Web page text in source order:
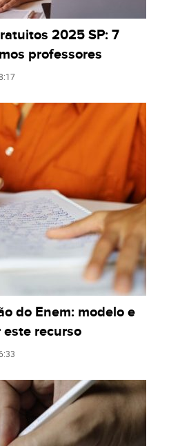
2025 SP: 7
professores
do Enem: modelo e
recurso